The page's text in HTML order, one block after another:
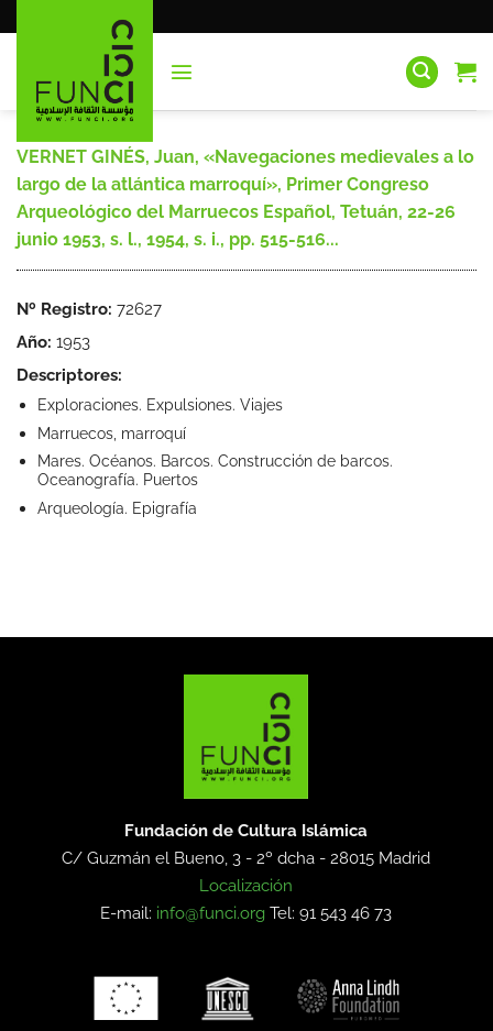
al
VERNET GINÉS, Juan, «Navegaciones medievales a lo
largo de la atlántica marroquí», Primer Congreso
Arqueológico del Marruecos Español, Tetuán, 22-26
junio 1953, s. l., 1954, s. i., pp. 515-516...
Nº Registro: 72627
Año: 1953
Descriptores:
Exploraciones. Expulsiones. Viajes
Marruecos, marroquí
Mares. Océanos. Barcos. Construcción de barcos.
Oceanografía. Puertos
Arqueología. Epigrafía
Fundación de Cultura Islámica
C/ Guzmán el Bueno, 3 - 2º dcha -28015 Madrid
Localización
E-mail: info@funci.org Tel: 91 543 46 73